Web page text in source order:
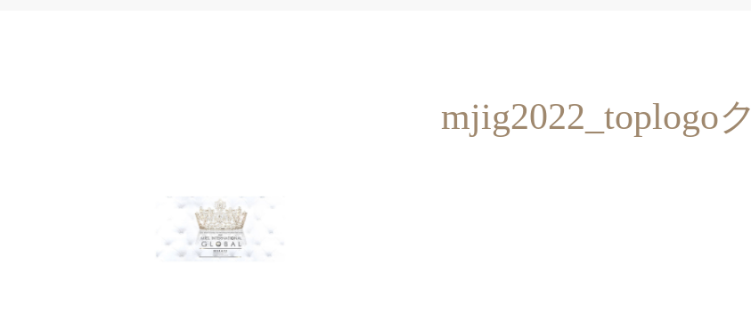
mjig2022_toplogoク